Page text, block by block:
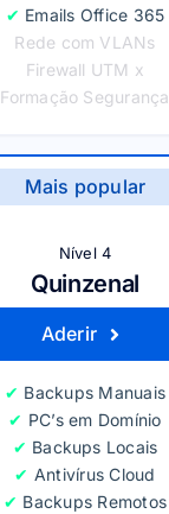
✔ Emails Office 365
Rede com VLANs
Firewall UTM x
Formação Segurança
Mais popular
Nível 4
Quinzenal
Aderir
✔ Backups Manuais
✔ PC’s em Domínio
✔ Backups Locais
✔ Antivírus Cloud
✔ Backups Remotos